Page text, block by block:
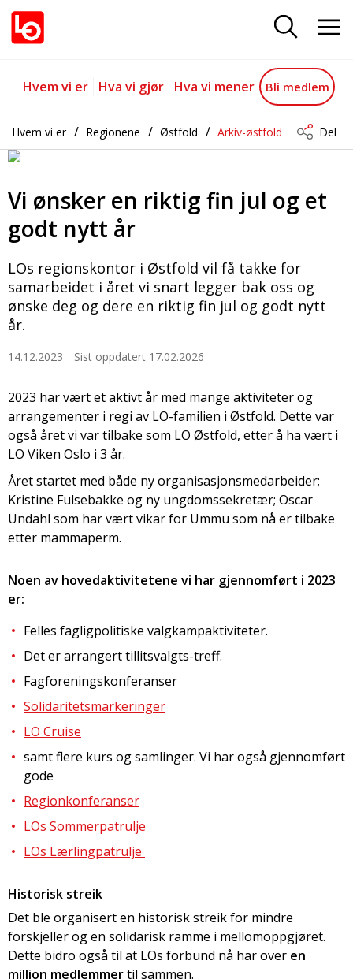
Vi ønsker en riktig fin jul og et
Gå til hovedinnhold
Gå til navigasjon
Hvem vi er Hva vi gjør Hva vi mener Bli medlem
Hvem vi er Regionene Østfold Arkiv-østfold Del
Vi ønsker en riktig fin jul og et
godt nytt år
LOs regionskontor i Østfold vil få takke for
samarbeidet i året vi snart legger bak oss og
ønske deg og dere en riktig fin jul og godt nytt
år.
14.12.2023 Sist oppdatert 17.02.2026
2023 har vært et aktivt år med mange aktiviteter og
arrangementer i regi av LO-familien i Østfold. Dette var
også året vi var tilbake som LO Østfold, etter å ha vært i
LO Viken Oslo i 3 år.
Året startet med både ny organisasjonsmedarbeider;
Kristine Fulsebakke og ny ungdomssekretær; Oscar
Undahl som har vært vikar for Ummu som nå er tilbake
etter mammaperm.
Noen av hovedaktivitetene vi har gjennomført i 2023
er:
Felles fagligpolitiske valgkampaktiviteter.
Det er arrangert tillitsvalgts-treff.
Fagforeningskonferanser
Solidaritetsmarkeringer
LO Cruise
samt flere kurs og samlinger. Vi har også gjennomført
gode
Regionkonferanser
LOs Sommerpatrulje
LOs Lærlingpatrulje
Historisk streik
Det ble organisert en historisk streik for mindre
forskjeller og en solidarisk ramme i mellomoppgjøret.
Dette bidro også til at LOs forbund nå har over en
million medlemmertil sammen.